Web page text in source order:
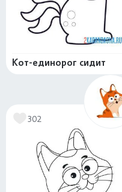
Кот-единорог сидит
302